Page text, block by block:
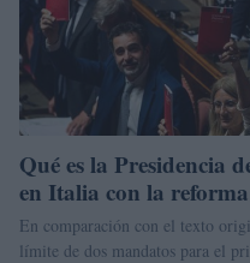
Qué es la Presidencia
en Italia con la
En comparación con el texto
límite de dos mandatos para el